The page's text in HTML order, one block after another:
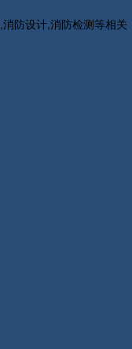
,消防设计,消防检测等相关